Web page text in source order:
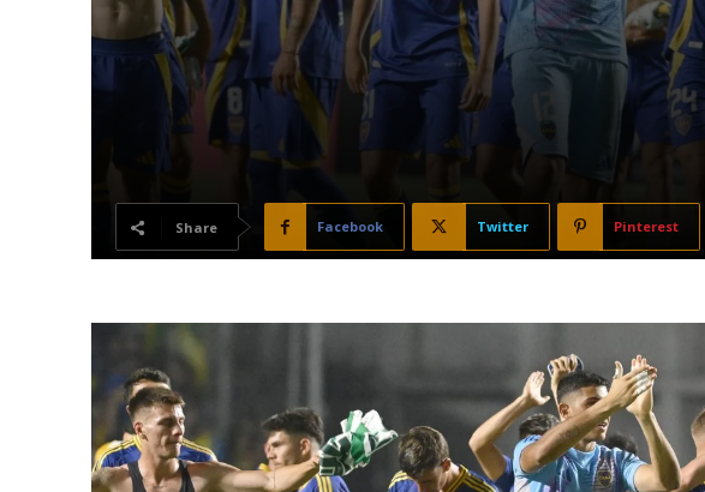
Share Facebook Twitter Pinterest